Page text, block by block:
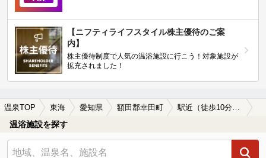
【ニフティライフスタイル株主優待のご案
内】
株主優待制度で人気の温浴施設に行こう！対象施設が
拡充されました！
温泉TOP 東海 愛知県 額田郡幸田町 駅近（徒歩10分以内）の額田郡幸田町の温泉、日帰り温泉、スーパー銭湯おすすめ
温浴施設を探す